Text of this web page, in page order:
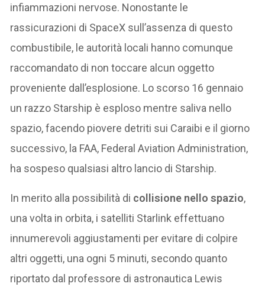
infiammazioni nervose. Nonostante le
rassicurazioni di SpaceX sull’assenza di questo
combustibile, le autorità locali hanno comunque
raccomandato di non toccare alcun oggetto
proveniente dall’esplosione. Lo scorso 16 gennaio
un razzo Starship è esploso mentre saliva nello
spazio, facendo piovere detriti sui Caraibi e il giorno
successivo, la FAA, Federal Aviation Administration,
ha sospeso qualsiasi altro lancio di Starship.
In merito alla possibilità di collisione nello spazio,
una volta in orbita, i satelliti Starlink effettuano
innumerevoli aggiustamenti per evitare di colpire
altri oggetti, una ogni 5 minuti, secondo quanto
riportato dal professore di astronautica Lewis